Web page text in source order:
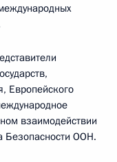
Европейского
взаимодействии
Безопасности ООН.